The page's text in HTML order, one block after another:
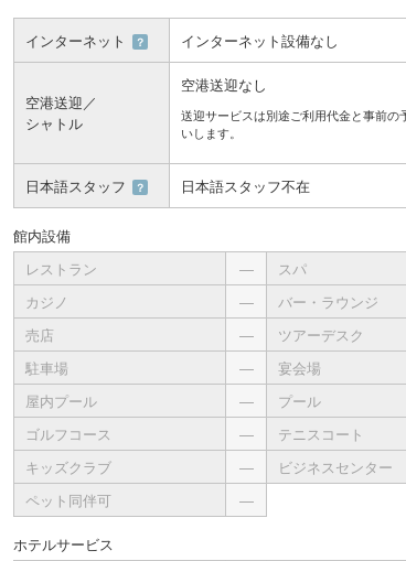
インターネット ？ インターネット設備なし
空港送迎／
シャトル
空港送迎なし
送迎サービスは別途ご利用代金と事前
いします。
日本語スタッフ ？ 日本語スタッフ不在
館内設備
レストラン
― スパ
カジノ
― バー・ラウンジ
売店
― ツアーデスク
駐車場
― 宴会場
屋内プール
― プール
ゴルフコース
― テニスコート
キッズクラブ
― ビジネスセンター
ペット同伴可
―
ホテルサービス